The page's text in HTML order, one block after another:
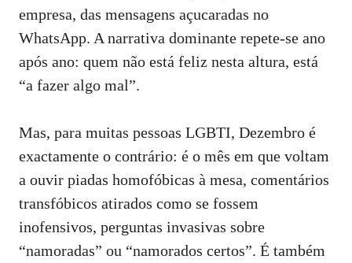
empresa, das mensagens açucaradas no
WhatsApp. A narrativa dominante repete‑se ano
após ano: quem não está feliz nesta altura, está
“a fazer algo mal”.
Mas, para muitas pessoas LGBTI, Dezembro é
exactamente o contrário: é o mês em que voltam
a ouvir piadas homofóbicas à mesa, comentários
transfóbicos atirados como se fossem
inofensivos, perguntas invasivas sobre
“namoradas” ou “namorados certos”. É também